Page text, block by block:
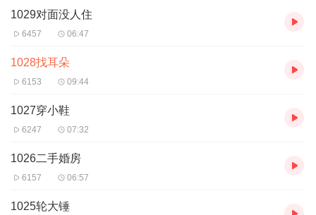
1029对面没人住
6457 06:47
1028找耳朵
6153 09:44
1027穿小鞋
6247 07:32
1026二手婚房
6157 06:57
1025轮大锤